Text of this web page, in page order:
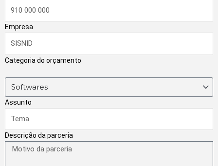
-
f
-
i
n
m
Empresa
Categoria do orçamento
Assunto
Descrição da parceria